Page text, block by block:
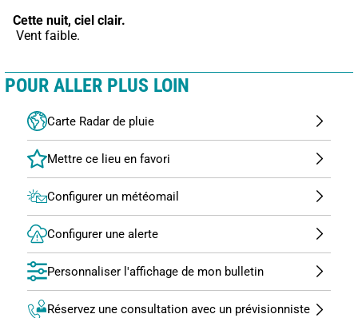
Cette nuit, ciel clair.
Vent faible.
POUR ALLER PLUS LOIN
Carte Radar de pluie
Configurer un météomail
Configurer une alerte
Personnaliser l'affichage de mon bulletin
Réservez une consultation avec un prévisionniste